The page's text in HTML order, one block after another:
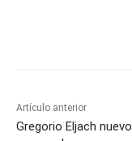
Artículo anterior
Gregorio Eljach nuevo